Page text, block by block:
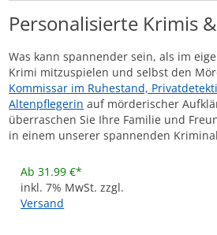
Personalisierte Krimis
Was kann spannender sein, als im
Krimi mitzuspielen und selbst den
Kommissar im Ruhestand,
Altenpflegerin auf mörderischer
überraschen Sie Ihre Familie und
in einem unserer spannenden
Ab 31.99 €*
inkl. 7% MwSt. zzgl.
Versand